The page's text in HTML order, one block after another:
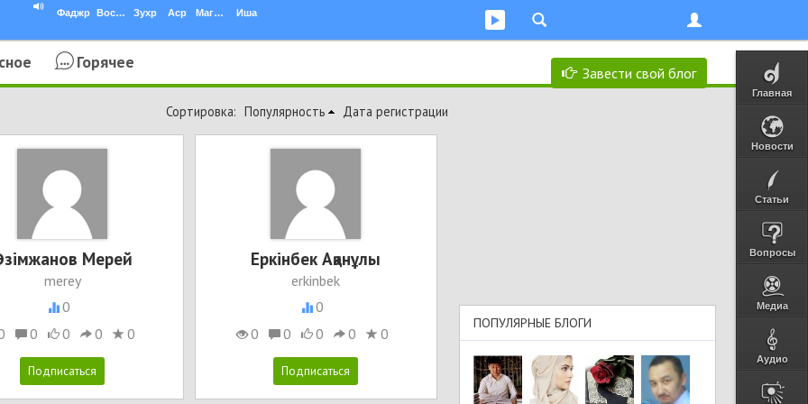
Фаджр Восход Зухр Аср Магриб Иша
Главная
Новости
Статьи
Вопросы
Медиа
Аудио
Завести свой блог
Горячее
Сортировка: Популярность Дата регистрации
Мерей
merey
0
0 0 0 0
Еркінбек Ақанұлы
erkinbek
0
0
0 0 0 0
ПОПУЛЯРНЫЕ БЛОГИ